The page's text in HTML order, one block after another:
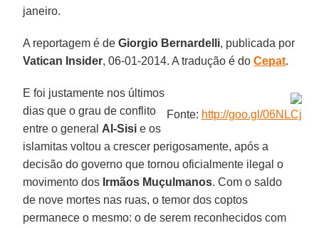
janeiro.
A reportagem é deGiorgio Bernardelli, publicada por
Vatican Insider, 06-01-2014. A tradução é doCepat.
Fonte: http://goo.gl/06NLCj
E foi justamente nos últimos
dias que o grau de conflito
entre o general Al-Sisi e os
islamitas voltou a crescer perigosamente, após a
decisão do governo que tornou oficialmente ilegal o
movimento dos Irmãos Muçulmanos. Com o saldo
de nove mortes nas ruas, o temor dos coptos
permanece o mesmo: o de serem reconhecidos com